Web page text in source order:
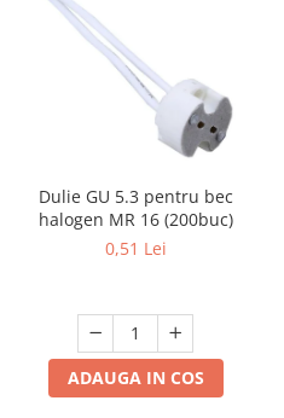
Dulie GU 5.3 pentru bec
halogen MR 16 (200buc)
0,51 Lei
ADAUGA IN COS